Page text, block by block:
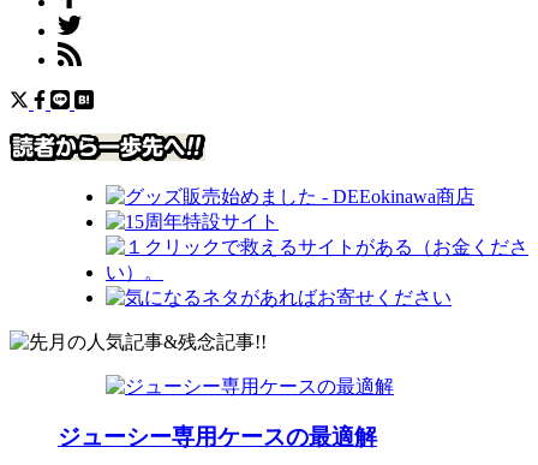
ジューシー専用ケースの最適解